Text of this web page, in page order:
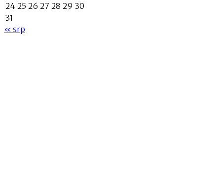
24 25 26 27 28 29 30
31
« srp